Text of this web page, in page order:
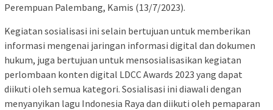
Perempuan Palembang, Kamis (13/7/2023).
Kegiatan sosialisasi ini selain bertujuan untuk memberikan
informasi mengenai jaringan informasi digital dan dokumen
hukum, juga bertujuan untuk mensosialisasikan kegiatan
perlombaan konten digital LDCC Awards 2023 yang dapat
diikuti oleh semua kategori. Sosialisasi ini diawali dengan
menyanyikan lagu Indonesia Raya dan diikuti oleh pemaparan